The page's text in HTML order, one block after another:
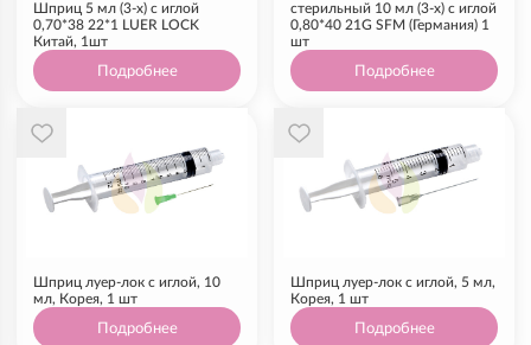
Шприц 5 мл (3-х) с иглой
0,70*38 22*1 LUER LOCK
Китай, 1шт
Подробнее
стерильный 10 мл (3-х) с иглой
0,80*40 21G SFM (Германия) 1
шт
Подробнее
Шприц луер-лок с иглой, 10
мл, Корея, 1 шт
Подробнее
Шприц луер-лок с иглой, 5 мл,
Корея, 1 шт
Подробнее